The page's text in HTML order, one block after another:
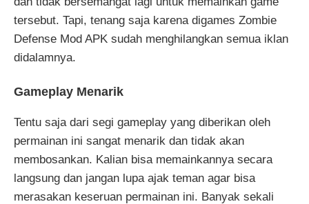
tersebut. Tapi, tenang saja karena digames Zombie
Defense Mod APK sudah menghilangkan semua iklan
didalamnya.
Gameplay Menarik
Tentu saja dari segi gameplay yang diberikan oleh
permainan ini sangat menarik dan tidak akan
membosankan. Kalian bisa memainkannya secara
langsung dan jangan lupa ajak teman agar bisa
merasakan keseruan permainan ini. Banyak sekali